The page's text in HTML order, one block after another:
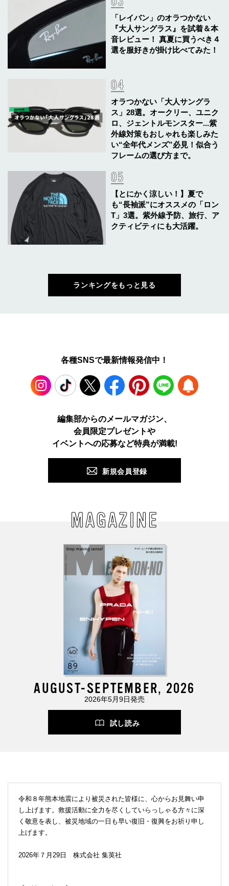
「レイバン」のオラつかない
『大人サングラス』を試着＆本
音レビュー！ 真夏に買うべき４
選を服好きが掛け比べてみた！
オラつかない「大人サングラ
ス」28選。オークリー、ユニク
ロ、ジェントルモンスター...紫
外線対策もおしゃれも楽しみた
い“全年代メンズ”必見！似合う
フレームの選び方まで。
【とにかく涼しい！】夏で
も“長袖派”にオススメの「ロン
T」3選。紫外線予防、旅行、ア
クティビティにも大活躍。
ランキングをもっと見る
各種SNSで最新情報発信中！
TikTok Facebook Pinterest LINE
編集部からのメールマガジン、
会員限定プレゼントや
イベントへの応募など特典が満載!
新規会員登録
MAGAZINE
AUGUST-SEPTEMBER, 2026
2026年5月9日発売
試し読み
令和８年熊本地震により被災された皆様に、心からお見舞い申
し上げます。救援活動に全力を尽くしていらっしゃる方々に深
く敬意を表し、被災地域の一日も早い復旧・復興をお祈り申し
上げます。
2026年７月29日 株式会社 集英社